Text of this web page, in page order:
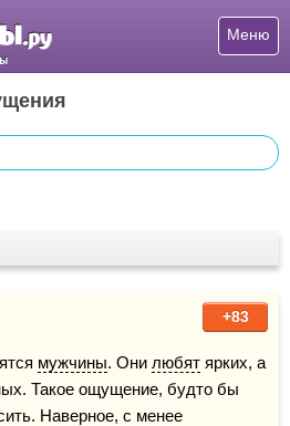
Меню
+83
мужчины. Они любят ярких, а
Такое ощущение, будто бы
Наверное, с менее